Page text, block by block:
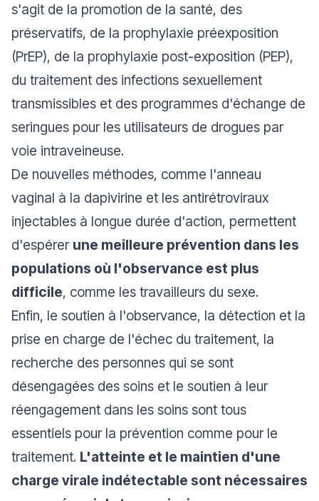
s'agit de la promotion de la santé, des
préservatifs, de la prophylaxie préexposition
(PrEP), de la prophylaxie post-exposition (PEP),
du traitement des infections sexuellement
transmissibles et des programmes d'échange de
seringues pour les utilisateurs de drogues par
voie intraveineuse.
De nouvelles méthodes, comme l'anneau
vaginal à la dapivirine et les antirétroviraux
injectables à longue durée d'action, permettent
d'espérer une meilleure prévention dans les
populations où l'observance est plus
difficile, comme les travailleurs du sexe.
Enfin, le soutien à l'observance, la détection et la
prise en charge de l'échec du traitement, la
recherche des personnes qui se sont
désengagées des soins et le soutien à leur
réengagement dans les soins sont tous
essentiels pour la prévention comme pour le
traitement. L'atteinte et le maintien d'une
charge virale indétectable sont nécessaires